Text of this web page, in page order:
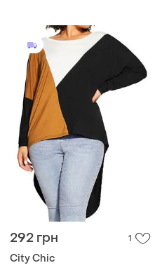
292 грн 1
City Chic